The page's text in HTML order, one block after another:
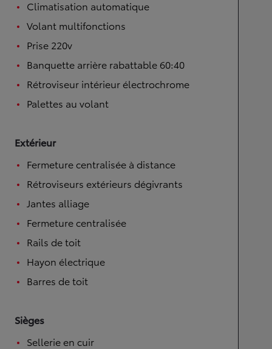
Climatisation automatique
Volant multifonctions
Prise 220v
Banquette arrière rabattable 60:40
Rétroviseur intérieur électrochrome
Palettes au volant
Extérieur
Fermeture centralisée à distance
Rétroviseurs extérieurs dégivrants
Jantes alliage
Fermeture centralisée
Rails de toit
Hayon électrique
Barres de toit
Sièges
Sellerie en cuir